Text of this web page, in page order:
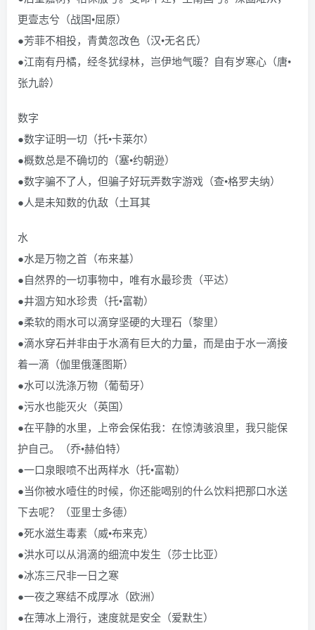
更壹志兮（战国•屈原）
●芳菲不相投，青黄忽改色（汉•无名氏）
●江南有丹橘，经冬犹绿林，岂伊地气暖？自有岁寒心（唐•
张九龄）
数字
●数字证明一切（托•卡莱尔）
●概数总是不确切的（塞•约朝逊）
●数字骗不了人，但骗子好玩弄数字游戏（查•格罗夫纳）
●人是未知数的仇敌（土耳其
水
●水是万物之首（布来基）
●自然界的一切事物中，唯有水最珍贵（平达）
●井涸方知水珍贵（托•富勒）
●柔软的雨水可以滴穿坚硬的大理石（黎里）
●滴水穿石并非由于水滴有巨大的力量，而是由于水一滴接
着一滴（伽里俄蓬图斯）
●水可以洗涤万物（葡萄牙）
●污水也能灭火（英国）
●在平静的水里，上帝会保佑我：在惊涛骇浪里，我只能保
护自己。（乔•赫伯特）
●一口泉眼喷不出两样水（托•富勒）
●当你被水噎住的时候，你还能喝别的什么饮料把那口水送
下去呢？（亚里士多德）
●死水滋生毒素（威•布来克）
●洪水可以从涓滴的细流中发生（莎士比亚）
●冰冻三尺非一日之寒
●一夜之寒结不成厚冰（欧洲）
●在薄冰上滑行，速度就是安全（爱默生）